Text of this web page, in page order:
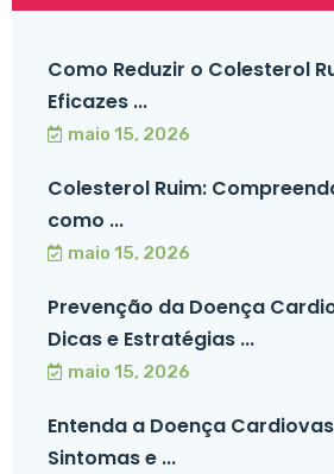
Como Reduzir o Colesterol
Eficazes ...
maio 15, 2026
Colesterol Ruim:
como ...
maio 15, 2026
Prevenção da Doença
Dicas e Estratégias ...
maio 15, 2026
Entenda a Doença
Sintomas e ...